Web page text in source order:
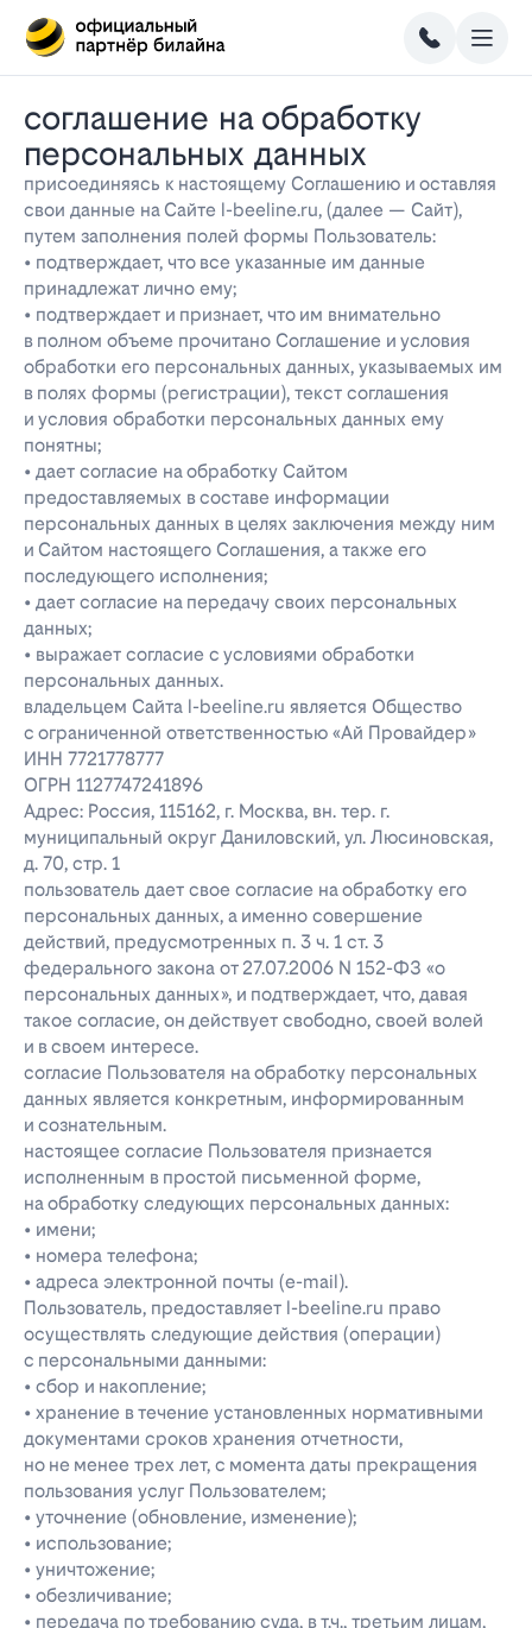
соглашение на обработку
персональных данных
присоединяясь к настоящему Соглашению и оставляя
свои данные на Сайте l-beeline.ru, (далее — Сайт),
путем заполнения полей формы Пользователь:
• подтверждает, что все указанные им данные
принадлежат лично ему;
• подтверждает и признает, что им внимательно
в полном объеме прочитано Соглашение и условия
обработки его персональных данных, указываемых им
в полях формы (регистрации), текст соглашения
и условия обработки персональных данных ему
понятны;
• дает согласие на обработку Сайтом
предоставляемых в составе информации
персональных данных в целях заключения между ним
и Сайтом настоящего Соглашения, а также его
последующего исполнения;
• дает согласие на передачу своих персональных
данных;
• выражает согласие с условиями обработки
персональных данных.
владельцем Сайта l-beeline.ru является Общество
с ограниченной ответственностью «Ай Провайдер»
ИНН 7721778777
ОГРН 1127747241896
Адрес: Россия, 115162, г. Москва, вн. тер. г.
муниципальный округ Даниловский, ул. Люсиновская,
д. 70, стр. 1
пользователь дает свое согласие на обработку его
персональных данных, а именно совершение
действий, предусмотренных п. 3 ч. 1 ст. 3
федерального закона от 27.07.2006 N 152-ФЗ «о
персональных данных», и подтверждает, что, давая
такое согласие, он действует свободно, своей волей
и в своем интересе.
согласие Пользователя на обработку персональных
данных является конкретным, информированным
и сознательным.
настоящее согласие Пользователя признается
исполненным в простой письменной форме,
на обработку следующих персональных данных:
• имени;
• номера телефона;
• адреса электронной почты (e-mail).
Пользователь, предоставляет l-beeline.ru право
осуществлять следующие действия (операции)
с персональными данными:
• сбор и накопление;
• хранение в течение установленных нормативными
документами сроков хранения отчетности,
но не менее трех лет, с момента даты прекращения
пользования услуг Пользователем;
• уточнение (обновление, изменение);
• использование;
• уничтожение;
• обезличивание;
• передача по требованию суда, в т.ч., третьим лицам,